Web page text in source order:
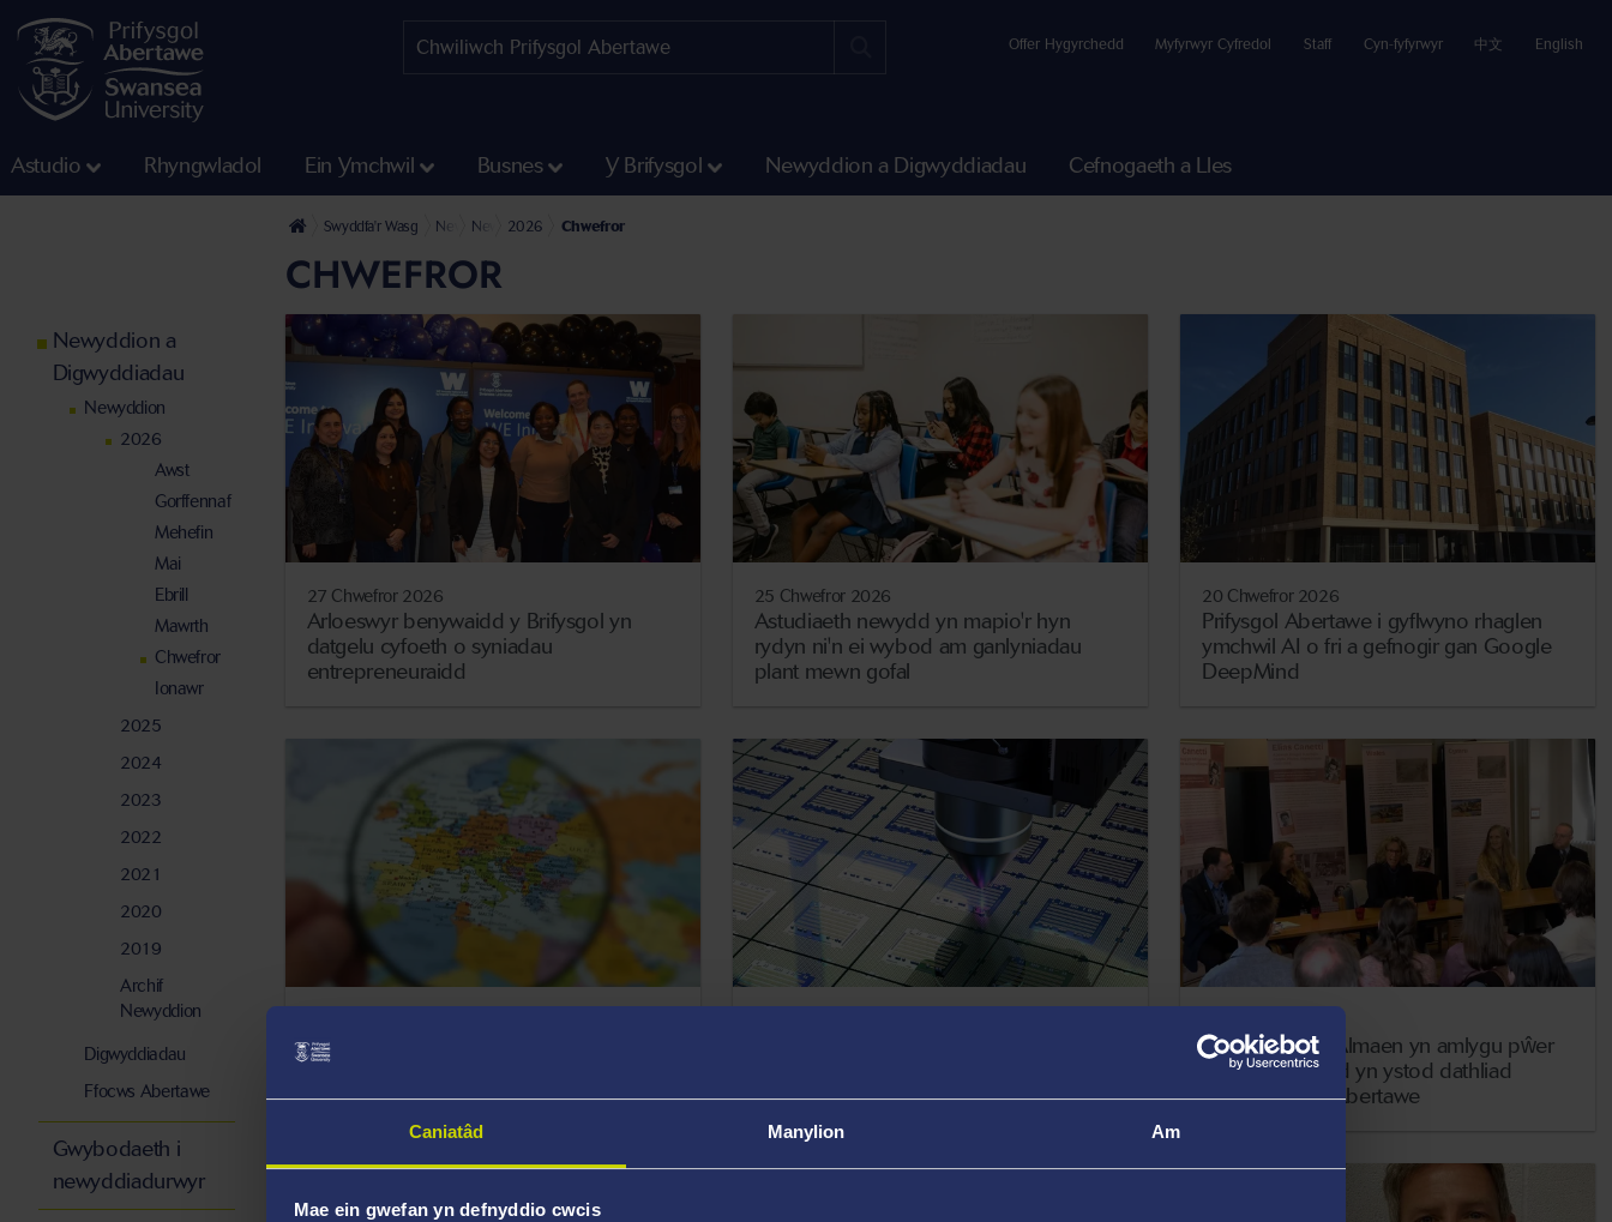
Caniatâd Manylion Am
Mae ein gwefan yn defnyddio cwcis
Offer Hygyrchedd Myfyrwyr Cyfredol Staff Cyn-fyfyrwyr 中文 English
Astudio Rhyngwladol Ein Ymchwil Busnes Y Brifysgol Newyddion a Digwyddiadau Cefnogaeth a Lles
Swyddfa'r Wasg Newyddion a Digwyddiadau
Newyddion
2026 Chwefror
CHWEFROR
27 Chwefror 2026
Arloeswyr benywaidd y Brifysgol yn
datgelu cyfoeth o syniadau
entrepreneuraidd
25 Chwefror 2026
Astudiaeth newydd yn mapio'r hyn
rydyn ni'n ei wybod am ganlyniadau
plant mewn gofal
20 Chwefror 2026
Prifysgol Abertawe i gyflwyno rhaglen
ymchwil AI o fri a gefnogir gan Google
DeepMind
Prifysgol Abertawe'n sicrhau cyllid i roi
hwb i ieithoedd rhyngwladol mewn
ysgolion
gyflenwi lled-ddargludyddion
Llysgennad yr Almaen yn amlygu pŵer
dysgu ieithoedd yn ystod dathliad
deuddydd yn Abertawe
Newyddion a
Digwyddiadau
Newyddion
2026
Awst
Gorffennaf
Mehefin
Mai
Ebrill
Mawrth
Chwefror
Ionawr
2025
2024
2023
2022
2021
2020
2019
Archif
Newyddion
Digwyddiadau
Ffocws Abertawe
Gwybodaeth i
newyddiadurwyr